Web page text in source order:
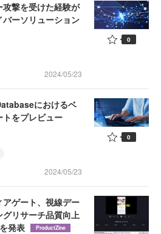
撃を受けた経験が
ーソリューション
2024/05/23
0
におけるベ
をプレビュー
2024/05/23
0
ゲート、視線デー
リサーチ品質向上
発表
ProductZine